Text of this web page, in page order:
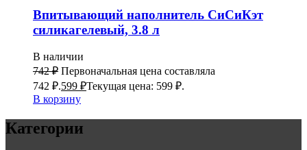
Впитывающий наполнитель СиСиКэт
силикагелевый, 3.8 л
В наличии
742₽ Первоначальная цена составляла
742 ₽.599 ₽Текущая цена: 599 ₽.
В корзину
Категории